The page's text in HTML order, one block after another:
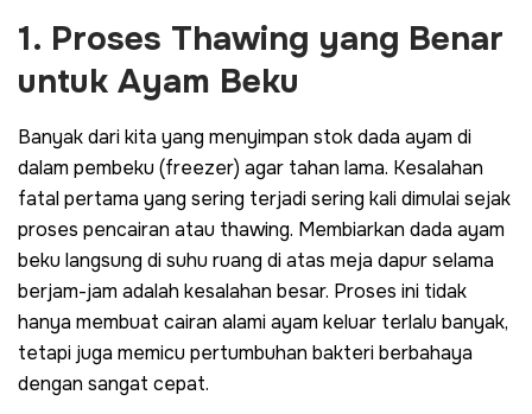
1. Proses Thawing yang Benar
untuk Ayam Beku
Banyak dari kita yang menyimpan stok dada ayam di
dalam pembeku (freezer) agar tahan lama. Kesalahan
fatal pertama yang sering terjadi sering kali dimulai sejak
proses pencairan atau thawing. Membiarkan dada ayam
beku langsung di suhu ruang di atas meja dapur selama
berjam-jam adalah kesalahan besar. Proses ini tidak
hanya membuat cairan alami ayam keluar terlalu banyak,
tetapi juga memicu pertumbuhan bakteri berbahaya
dengan sangat cepat.